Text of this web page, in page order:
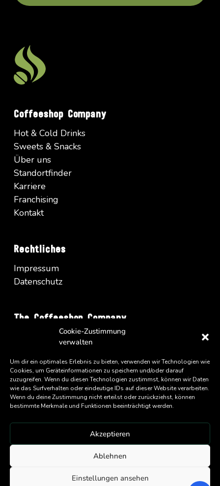
Cookie-Zustimmung
verwalten
Um dir ein optimales Erlebnis zu bieten, verwenden wir Technologien wie
Cookies, um Geräteinformationen zu speichern und/oder darauf
zuzugreifen. Wenn du diesen Technologien zustimmst, können wir Daten
wie das Surfverhalten oder eindeutige IDs auf dieser Website verarbeiten.
Wenn du deine Zustimmung nicht erteilst oder zurückziehst, können
bestimmte Merkmale und Funktionen beeinträchtigt werden.
Akzeptieren
Ablehnen
Einstellungen ansehen
Coffeeshop Company
Hot & Cold Drinks
Sweets & Snacks
Über uns
Standortfinder
Karriere
Franchising
Kontakt
Rechtliches
Impressum
Datenschutz
The Coffeeshop Company
Vienna Business Park - Turm A/34
A-1100 Wien